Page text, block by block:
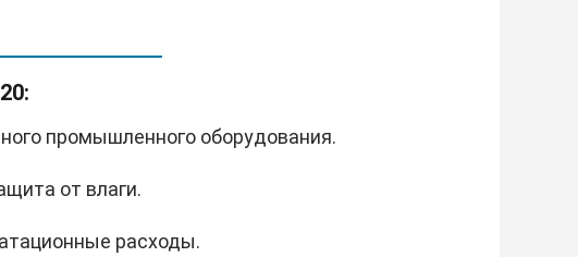
промышленного оборудования.
от влаги.
расходы.